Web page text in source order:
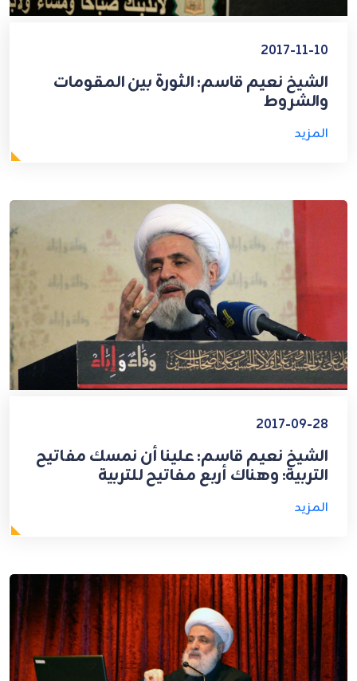
2017-11-10
الشيخ نعيم قاسم: الثورة بين المقومات
والشروط
المزيد
2017-09-28
الشيخ نعيم قاسم: علينا أن نمسك مفاتيح
التربية: وهناك أربع مفاتيح للتربية
المزيد